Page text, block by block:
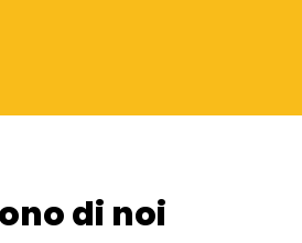
di noi